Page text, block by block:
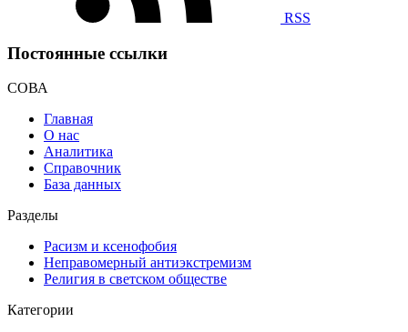
RSS
Постоянные ссылки
СОВА
Главная
О нас
Аналитика
Справочник
База данных
Разделы
Расизм и ксенофобия
Неправомерный антиэкстремизм
Религия в светском обществе
Категории